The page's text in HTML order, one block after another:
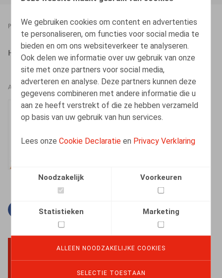
We gebruiken cookies om content en advertenties
te personaliseren, om functies voor social media te
bieden en om ons websiteverkeer te analyseren.
Ook delen we informatie over uw gebruik van onze
site met onze partners voor social media,
adverteren en analyse. Deze partners kunnen deze
gegevens combineren met andere informatie die u
aan ze heeft verstrekt of die ze hebben verzameld
op basis van uw gebruik van hun services.
Lees onzeCookie Declaratie en Privacy Verklaring
Noodzakelijk Voorkeuren
Statistieken Marketing
ALLEEN NOODZAKELIJKE COOKIES
SELECTIE TOESTAAN
PRESSROOM 22.03.2024
HR.square (online), 22/03/2024
AUTEURS
Mandika Van
Wallendael
Facebook
TwitterLinkedin